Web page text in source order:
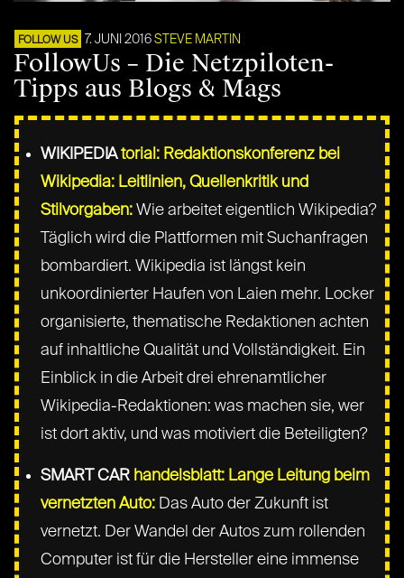
FOLLOW US 7. JUNI 2016 STEVE MARTIN
FollowUs – Die Netzpiloten-
Tipps aus Blogs & Mags
WIKIPEDIAtorial: Redaktionskonferenz bei
Wikipedia: Leitlinien, Quellenkritik und
Stilvorgaben: Wie arbeitet eigentlich Wikipedia?
Täglich wird die Plattformen mit Suchanfragen
bombardiert. Wikipedia ist längst kein
unkoordinierter Haufen von Laien mehr. Locker
organisierte, thematische Redaktionen achten
auf inhaltliche Qualität und Vollständigkeit. Ein
Einblick in die Arbeit drei ehrenamtlicher
Wikipedia-Redaktionen: was machen sie, wer
ist dort aktiv, und was motiviert die Beteiligten?
SMART CAR handelsblatt: Lange Leitung beim
vernetzten Auto: Das Auto der Zukunft ist
vernetzt. Der Wandel der Autos zum rollenden
Computer ist für die Hersteller eine immense